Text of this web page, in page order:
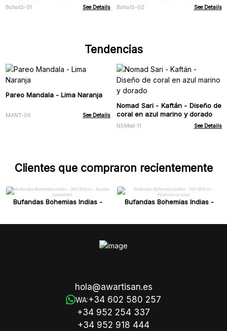
BohoIS-01 See Details BohoIS-02 See Details
Tendencias
Pareo Mandala - Lima Naranja
MANT-06 See Details
Nomad Sari - Kaftán - Diseño de
coral en azul marino y dorado
NSMed-11 See Details
Clientes que compraron recientemente
Bufandas Bohemias Indias -
Bufandas Bohemias Indias -
hola@awartisan.es
WA:+34 602 580 257
+34 952 254 337
+34 952 918 444